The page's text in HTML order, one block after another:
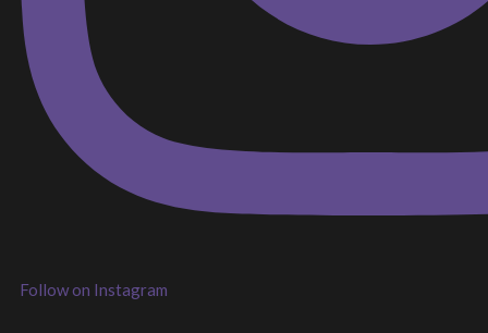
Follow on Instagram